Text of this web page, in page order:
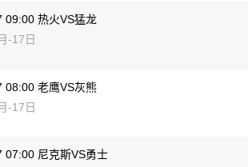
09:00 热火VS猛龙
-17日
08:00 老鹰VS灰熊
-17日
07:00 尼克斯VS勇士